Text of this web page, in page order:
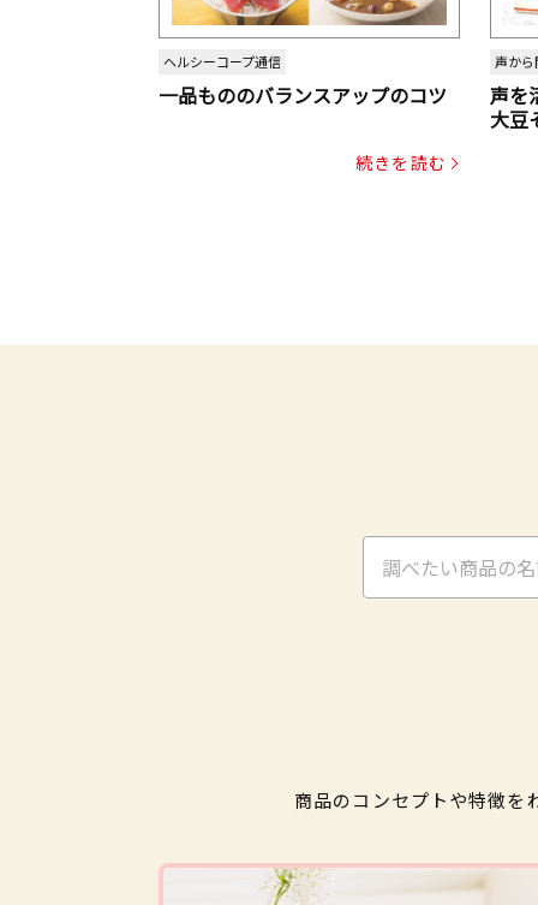
ヘルシーコープ通信
一品もののバランスアップのコツ
続きを読む
声か
声を
大豆
商品のコンセプトや特徴を